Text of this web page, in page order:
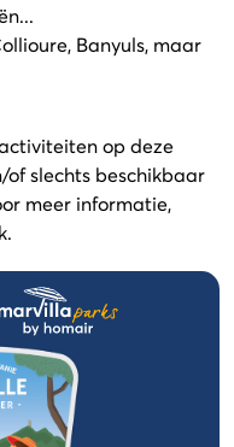
Banyuls, maar
op deze
slechts beschikbaar
meer informatie,